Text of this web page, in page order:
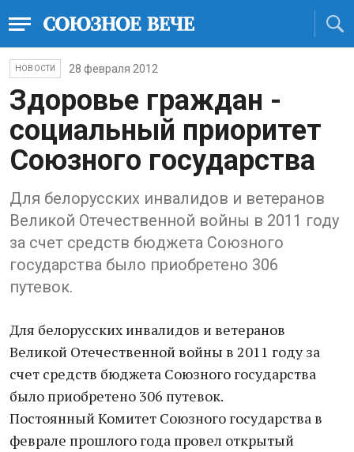
НОВОСТИ 28 февраля 2012
Здоровье граждан -
социальный приоритет
Союзного государства
Для белорусских инвалидов и ветеранов
Великой Отечественной войны в 2011 году
за счет средств бюджета Союзного
государства было приобретено 306
путевок.
Для белорусских инвалидов и ветеранов
Великой Отечественной войны в 2011 году за
счет средств бюджета Союзного государства
было приобретено 306 путевок.
Постоянный Комитет Союзного государства в
феврале прошлого года провел открытый